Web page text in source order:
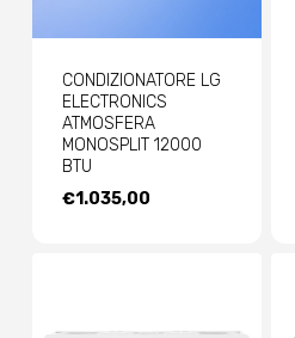
CONDIZIONATORE LG
ELECTRONICS
ATMOSFERA
MONOSPLIT 12000
BTU
€1.035,00